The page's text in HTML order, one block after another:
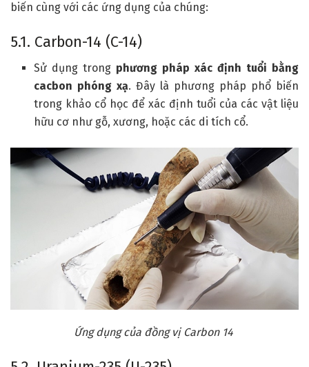
biến cùng với các ứng dụng của chúng:
5.1. Carbon-14 (C-14)
Sử dụng trong phương pháp xác định tuổi bằng
cacbon phóng xạ. Đây là phương pháp phổ biến
trong khảo cổ học để xác định tuổi của các vật liệu
hữu cơ như gỗ, xương, hoặc các di tích cổ.
Ứng dụng của đồng vị Carbon 14